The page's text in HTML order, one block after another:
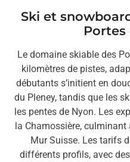
Ski et
Portes
Le domaine skiable des
kilomètres de pistes,
débutants s’initient en
du Pleney, tandis que les
les pentes de Nyon. Les
la Chamossière,
Mur Suisse. Les tarifs
différents profils, avec